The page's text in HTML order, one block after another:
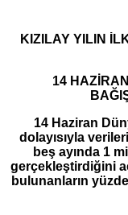
KIZILAY YILIN
14
14 Haziran
dolayısıyla
beş ayında 1
gerçekleştirdiğini
bulunanların